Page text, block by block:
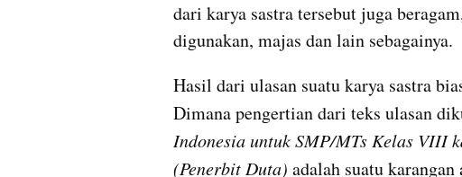
dari karya sastra tersebut juga
digunakan, majas dan lain sebagainya.
Hasil dari ulasan suatu karya sastra
Dimana pengertian dari teks ulasan
Indonesia untuk SMP/MTs Kelas VIII
(Penerbit Duta) adalah suatu